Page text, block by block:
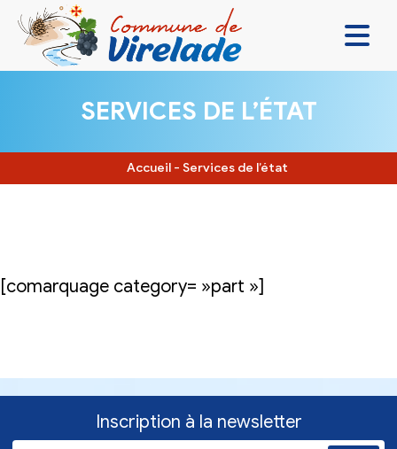
VIVRE ENSEMBLE
SE DIVERTIR
SERVICES DE L’ÉTAT
Accueil - Services de l’état
[comarquage category= »part »]
Inscription à la newsletter